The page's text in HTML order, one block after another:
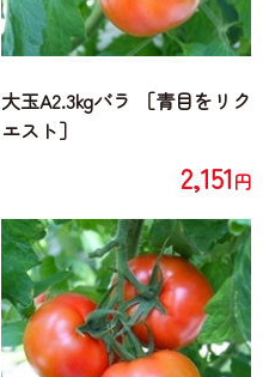
大玉A2.3kgバラ ［青目をリク
エスト］
2,151円